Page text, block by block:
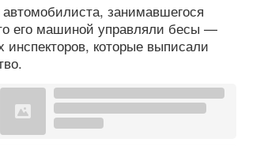
занимавшегося
его машиной управляли бесы —
которые выписали